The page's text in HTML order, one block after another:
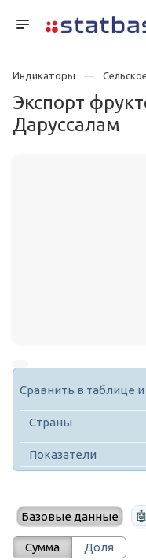
Индикаторы
Экспорт
Даруссалам
Сравнить в таблице
Базовые данные
Сумма Доля